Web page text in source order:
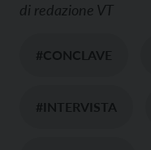
di redazione VT
#CONCLAVE
#INTERVISTA